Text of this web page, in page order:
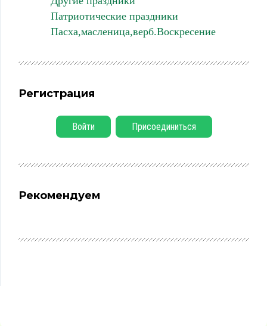
Патриотические праздники
Пасха,масленица,верб.Воскресение
Регистрация
Войти Присоединиться
Рекомендуем